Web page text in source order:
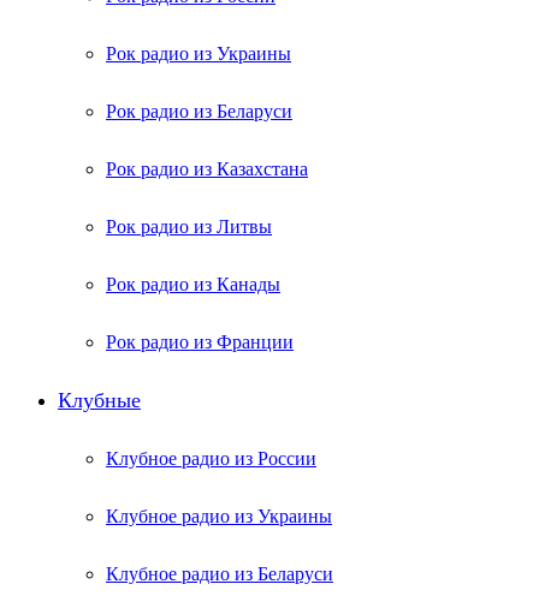
Рок радио из Украины
Рок радио из Беларуси
Рок радио из Казахстана
Рок радио из Литвы
Рок радио из Канады
Рок радио из Франции
Клубные
Клубное радио из России
Клубное радио из Украины
Клубное радио из Беларуси